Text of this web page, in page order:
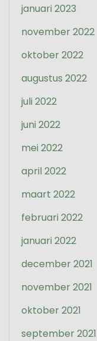
januari 2023
november 2022
oktober 2022
augustus 2022
juli 2022
juni 2022
mei 2022
april 2022
maart 2022
februari 2022
januari 2022
december 2021
november 2021
oktober 2021
september 2021